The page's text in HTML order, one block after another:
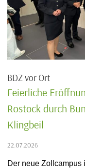
BDZ vor Ort
Feierliche
Rostock durch
Klingbeil
22.07.2026
Der neue Zollcampus